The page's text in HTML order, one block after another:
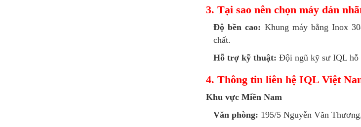
3. Tại sao nên chọn máy dán
Độ bền cao: Khung máy bằng Inox
chất.
Hỗ trợ kỹ thuật: Đội ngũ kỹ sư IQL hỗ
4. Thông tin liên hệ IQL Việt
Khu vực Miền Nam
Văn phòng: 195/5 Nguyễn Văn